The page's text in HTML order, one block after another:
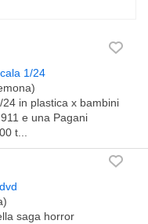
1/24
in plastica x bambini
e una Pagani
t...
saga horror